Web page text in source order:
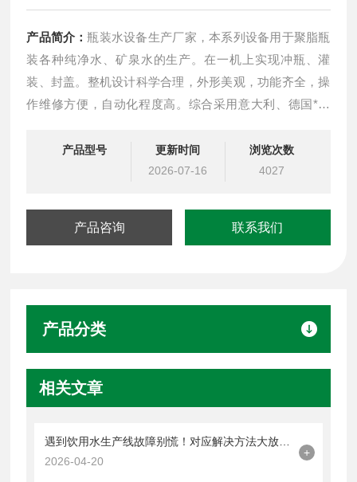
产品简介：瓶装水设备生产厂家，本系列设备用于聚脂瓶
装各种纯净水、矿泉水的生产。在一机上实现冲瓶、灌
装、封盖。整机设计科学合理，外形美观，功能齐全，操
作维修方便，自动化程度高。综合采用意大利、德国*技
冲洗、卡瓶口灌装、封盖、不受瓶子高矮限制，只要瓶
口、瓶盖相同随意更换瓶形，更换一下拔轮板即可。油尼
产品型号
更新时间
2026-07-16
浏览次数
4027
产品咨询 联系我们
产品分类
相关文章
2026-04-20
+